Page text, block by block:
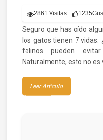
2861 Visitas 1235
Seguro que has oído
los gatos tienen 7 vidas.
felinos pueden
Naturalmente, esto no es
Leer Articulo